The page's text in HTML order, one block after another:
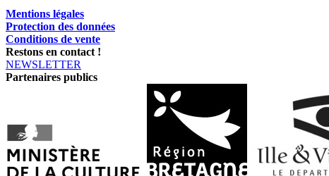
Mentions légales
Protection des données
Conditions de vente
Restons en contact !
NEWSLETTER
Partenaires publics